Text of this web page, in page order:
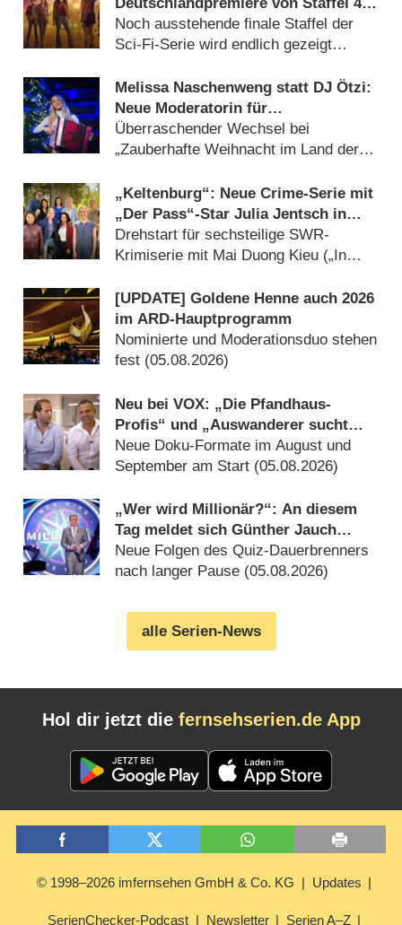
wird tief in der Nacht versteckt
Noch ausstehende finale Staffel der
Sci-Fi-Serie wird endlich gezeigt
Melissa Naschenweng statt DJ Ötzi:
Neue Moderatorin für
Weihnachtsshow von ORF und BR
Überraschender Wechsel bei
„Zauberhafte Weihnacht im Land der
„Keltenburg“: Neue Crime-Serie mit
„Der Pass“-Star Julia Jentsch in
Arbeit
Drehstart für sechsteilige SWR-
Krimiserie mit Mai Duong Kieu („In
[UPDATE] Goldene Henne auch 2026
im ARD-Hauptprogramm
Nominierte und Moderationsduo stehen
fest (05.08.2026)
Neu bei VOX: „Die Pfandhaus-
Profis“ und „Auswanderer sucht
Liebe“
Neue Doku-Formate im August und
September am Start (05.08.2026)
„Wer wird Millionär?“: An diesem
Tag meldet sich Günther Jauch
zurück
Neue Folgen des Quiz-Dauerbrenners
nach langer Pause (05.08.2026)
alle Serien-News
Hol dir jetzt die fernsehserien.de App
© 1998–2026 imfernsehen GmbH & Co. KG Updates
SerienChecker-Podcast Newsletter Serien A–Z